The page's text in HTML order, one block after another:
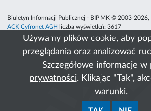
Używamy plików cookie, aby
przeglądania oraz analizować
Szczegółowe informacje w
prywatności. Klikając "Tak",
warunki.
Biuletyn Informacji Publicznej - BIP MK © 2003-2026,
ACK Cyfronet AGH
liczba wyświetleń: 3617